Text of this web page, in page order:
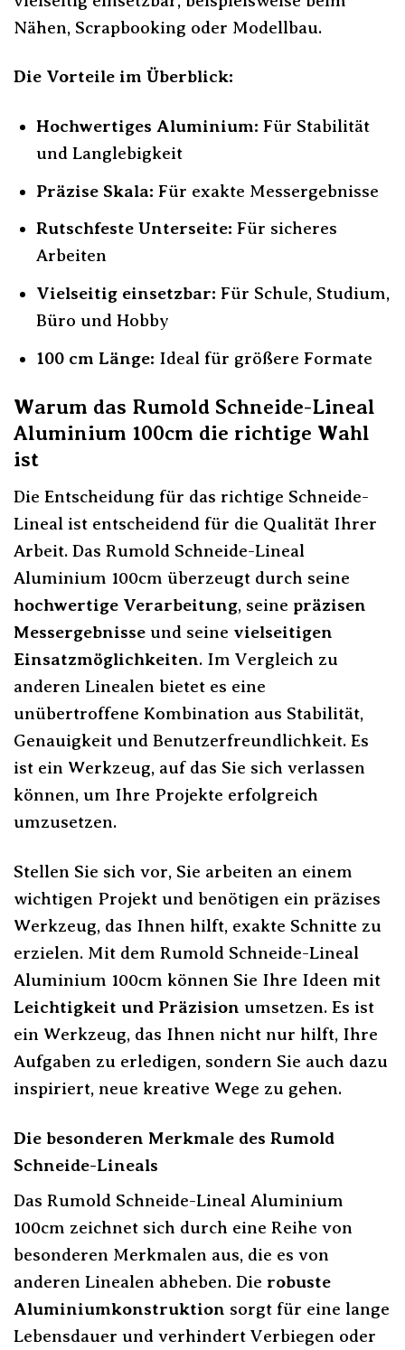
Nähen, Scrapbooking oder Modellbau.
Die Vorteile im Überblick:
Hochwertiges Aluminium: Für Stabilität
und Langlebigkeit
Präzise Skala: Für exakte Messergebnisse
Rutschfeste Unterseite: Für sicheres
Arbeiten
Vielseitig einsetzbar: Für Schule, Studium,
Büro und Hobby
100 cm Länge: Ideal für größere Formate
Warum das Rumold Schneide-Lineal
Aluminium 100cm die richtige Wahl
ist
Die Entscheidung für das richtige Schneide-
Lineal ist entscheidend für die Qualität Ihrer
Arbeit. Das Rumold Schneide-Lineal
Aluminium 100cm überzeugt durch seine
hochwertige Verarbeitung, seine präzisen
Messergebnisse und seine vielseitigen
Einsatzmöglichkeiten. Im Vergleich zu
anderen Linealen bietet es eine
unübertroffene Kombination aus Stabilität,
Genauigkeit und Benutzerfreundlichkeit. Es
ist ein Werkzeug, auf das Sie sich verlassen
können, um Ihre Projekte erfolgreich
umzusetzen.
Stellen Sie sich vor, Sie arbeiten an einem
wichtigen Projekt und benötigen ein präzises
Werkzeug, das Ihnen hilft, exakte Schnitte zu
erzielen. Mit dem Rumold Schneide-Lineal
Aluminium 100cm können Sie Ihre Ideen mit
Leichtigkeit und Präzision umsetzen. Es ist
ein Werkzeug, das Ihnen nicht nur hilft, Ihre
Aufgaben zu erledigen, sondern Sie auch dazu
inspiriert, neue kreative Wege zu gehen.
Die besonderen Merkmale des Rumold
Schneide-Lineals
Das Rumold Schneide-Lineal Aluminium
100cm zeichnet sich durch eine Reihe von
besonderen Merkmalen aus, die es von
anderen Linealen abheben. Die robuste
Aluminiumkonstruktion sorgt für eine lange
Lebensdauer und verhindert Verbiegen oder